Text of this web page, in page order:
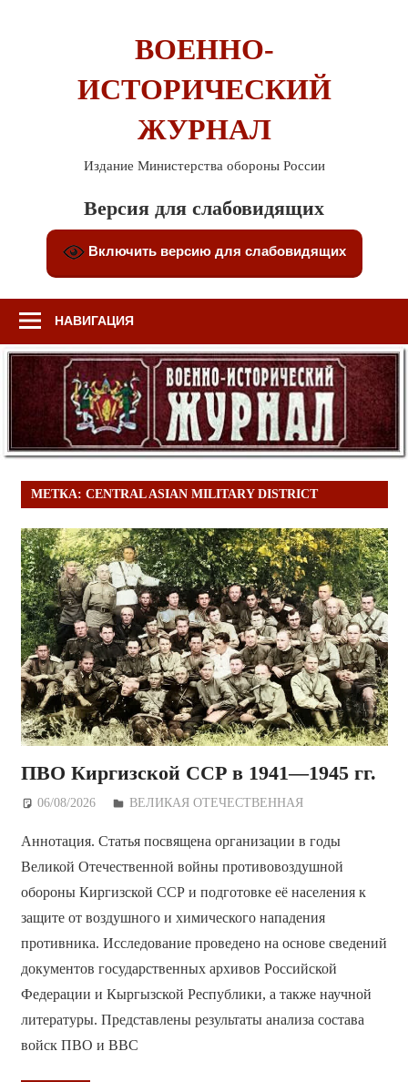
ВОЕННО-
ИСТОРИЧЕСКИЙ
ЖУРНАЛ
Издание Министерства обороны России
Версия для слабовидящих
Включить версию для слабовидящих
НАВИГАЦИЯ
МЕТКА: CENTRAL ASIAN MILITARY DISTRICT
ПВО Киргизской ССР в 1941—1945 гг.
06/08/2026 Дежурный по Редакции
ВЕЛИКАЯ ОТЕЧЕСТВЕННАЯ
Аннотация. Статья посвящена организации в годы
Великой Отечественной войны противовоздушной
обороны Киргизской ССР и подготовке её населения к
защите от воздушного и химического нападения
противника. Исследование проведено на основе сведений
документов государственных архивов Российской
Федерации и Кыргызской Республики, а также научной
литературы. Представлены результаты анализа состава
войск ПВО и ВВС